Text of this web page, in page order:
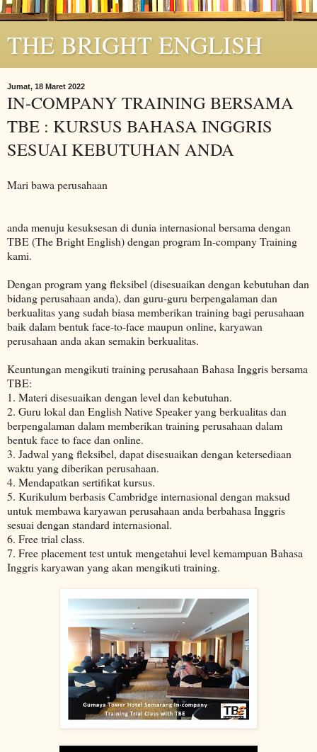
THE BRIGHT ENGLISH
Jumat, 18 Maret 2022
IN-COMPANY TRAINING BERSAMA
TBE : KURSUS BAHASA INGGRIS
SESUAI KEBUTUHAN ANDA
Mari bawa perusahaan
anda menuju kesuksesan di dunia internasional bersama dengan
TBE (The Bright English) dengan program In-company Training
kami.
Dengan program yang fleksibel (disesuaikan dengan kebutuhan dan
bidang perusahaan anda), dan guru-guru berpengalaman dan
berkualitas yang sudah biasa memberikan training bagi perusahaan
baik dalam bentuk face-to-face maupun online, karyawan
perusahaan anda akan semakin berkualitas.
Keuntungan mengikuti training perusahaan Bahasa Inggris bersama
TBE:
1. Materi disesuaikan dengan level dan kebutuhan.
2. Guru lokal dan English Native Speaker yang berkualitas dan
berpengalaman dalam memberikan training perusahaan dalam
bentuk face to face dan online.
3. Jadwal yang fleksibel, dapat disesuaikan dengan ketersediaan
waktu yang diberikan perusahaan.
4. Mendapatkan sertifikat kursus.
5. Kurikulum berbasis Cambridge internasional dengan maksud
untuk membawa karyawan perusahaan anda berbahasa Inggris
sesuai dengan standard internasional.
6. Free trial class.
7. Free placement test untuk mengetahui level kemampuan Bahasa
Inggris karyawan yang akan mengikuti training.